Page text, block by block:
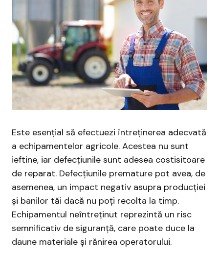
Este esențial să efectuezi întreținerea adecvată
a echipamentelor agricole. Acestea nu sunt
ieftine, iar defecțiunile sunt adesea costisitoare
de reparat. Defecțiunile premature pot avea, de
asemenea, un impact negativ asupra producției
și banilor tăi dacă nu poți recolta la timp.
Echipamentul neîntreținut reprezintă un risc
semnificativ de siguranță, care poate duce la
daune materiale și rănirea operatorului.